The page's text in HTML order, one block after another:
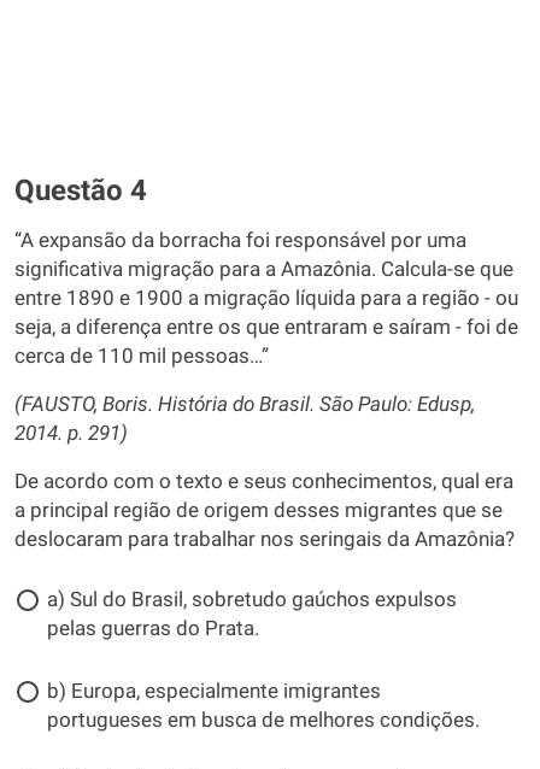
Questão 4
“A expansão da borracha foi responsável por uma
significativa migração para a Amazônia. Calcula-se que
entre 1890 e 1900 a migração líquida para a região - ou
seja, a diferença entre os que entraram e saíram - foi de
cerca de 110 mil pessoas…”
(FAUSTO, Boris. História do Brasil. São Paulo: Edusp,
2014. p. 291)
De acordo com o texto e seus conhecimentos, qual era
a principal região de origem desses migrantes que se
deslocaram para trabalhar nos seringais da Amazônia?
a) Sul do Brasil, sobretudo gaúchos expulsos
pelas guerras do Prata.
b) Europa, especialmente imigrantes
portugueses em busca de melhores condições.